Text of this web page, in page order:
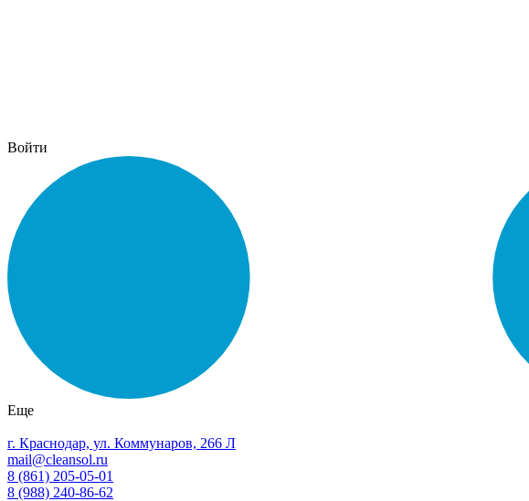
Войти
Еще
г. Краснодар, ул. Коммунаров, 266 Л
mail@cleansol.ru
8 (861) 205-05-01
8 (988) 240-86-62